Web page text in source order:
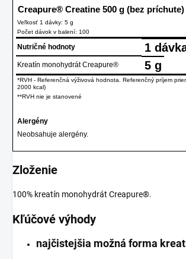
Creapure® Creatine 500 g (bez príchute)
Veľkosť 1 dávky: 5 g
Počet dávok v balení: 100
Nutričné hodnoty 1
Kreatín monohydrát Creapure® 5 g
*RVH - Referenčná výživová hodnota. Referenčný príjem
2000 kcal)
**RVH nie je stanovené
Alergény
Neobsahuje alergény.
Zloženie
100% kreatín monohydrát Creapure®.
Kľúčové výhody
najčistejšia možná forma